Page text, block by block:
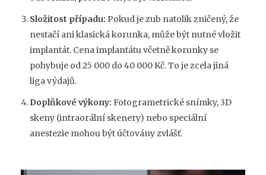
Složitost případu: Pokud je zub natolik zničený, že
nestačí ani klasická korunka, může být nutné vložit
implantát. Cena implantátu včetně korunky se
pohybuje od 25 000 do 40 000 Kč. To je zcela jiná
liga výdajů.
Doplňkové výkony: Fotogrametrické snímky, 3D
skeny (intraorální skenery) nebo speciální
anestezie mohou být účtovány zvlášť.